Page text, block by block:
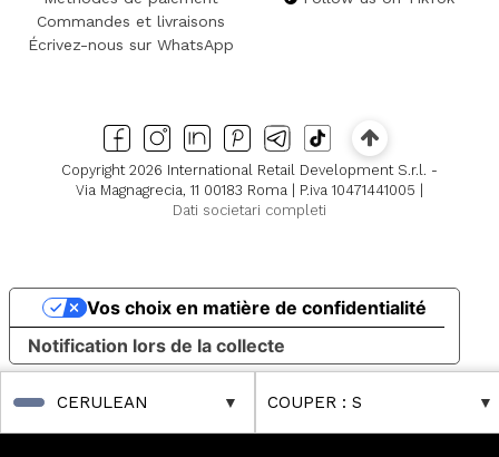
CERULEAN COUPER : S
Commandes et livraisons
Écrivez-nous sur WhatsApp
Copyright 2026 International Retail Development S.r.l. -
Via Magnagrecia, 11 00183 Roma | P.iva 10471441005 |
Dati societari completi
Notification lors de la collecte
Vos choix en matière de confidentialité